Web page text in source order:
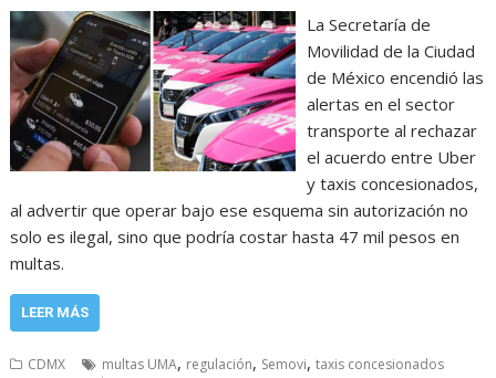
La Secretaría de
Movilidad de la Ciudad
de México encendió las
alertas en el sector
transporte al rechazar
el acuerdo entre Uber
y taxis concesionados,
al advertir que operar bajo ese esquema sin autorización no
solo es ilegal, sino que podría costar hasta 47 mil pesos en
multas.
LEER MÁS
CDMX multas UMA, regulación, Semovi,taxis concesionados